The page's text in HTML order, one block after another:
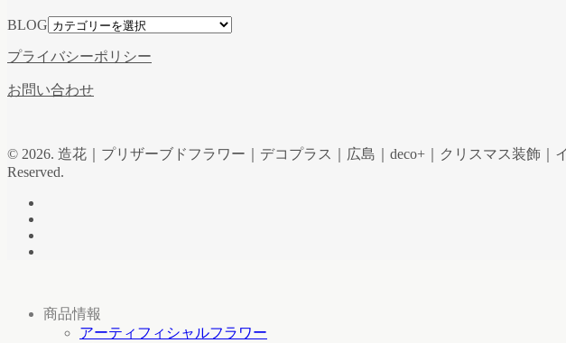
BLOG
プライバシーポリシー
お問い合わせ
© 2026. 造花｜プリザーブドフラワー｜デコプラス｜広島｜deco+｜クリスマス装飾
Reserved.
商品情報
アーティフィシャルフラワー